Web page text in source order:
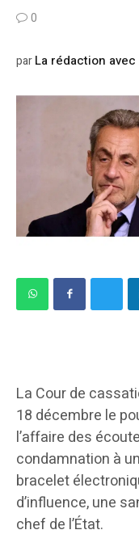
0
parLa rédaction avec
La Cour de
18 décembre le
l’affaire des
condamnation à
bracelet
d’influence, une
chef de l’État.